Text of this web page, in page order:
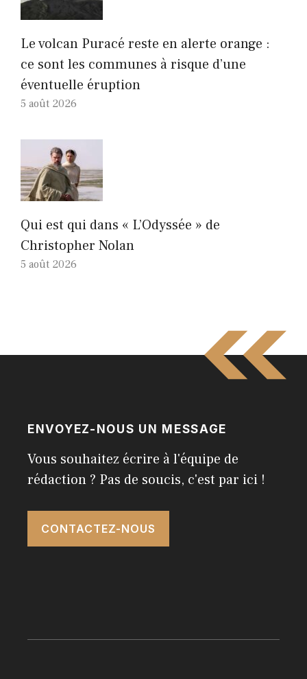
Le volcan Puracé reste en alerte orange :
ce sont les communes à risque d’une
éventuelle éruption
5 août 2026
Qui est qui dans « L’Odyssée » de
Christopher Nolan
5 août 2026
ENVOYEZ-NOUS UN MESSAGE
Vous souhaitez écrire à l'équipe de
rédaction ? Pas de soucis, c'est par ici !
CONTACTEZ-NOUS